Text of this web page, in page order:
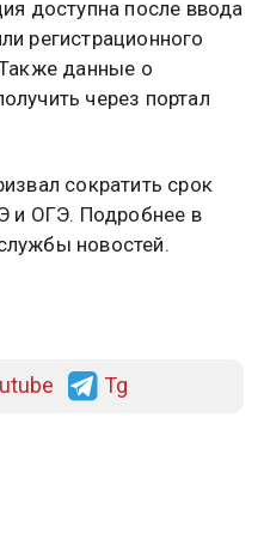
доступна после ввода
регистрационного
данные о
через портал
сократить срок
и ОГЭ. Подробнее в
новостей.
Tg